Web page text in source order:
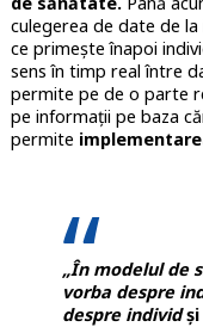
culegerea de date de
ce primește înapoi
sens în timp real între
permite pe de o parte
pe informații pe baza
permite
„În modelul de
vorba despre
despre individși